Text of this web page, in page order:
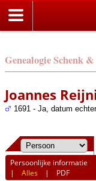
Genealogie Schenk
Joannes
1691 - Ja, datum
Persoonlijke informatie
|Alles | PDF